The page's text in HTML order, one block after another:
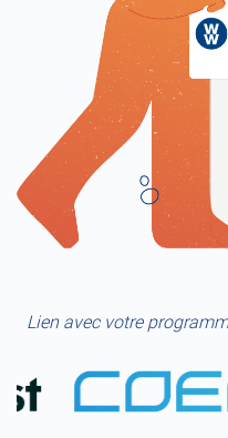
Lien avec votre